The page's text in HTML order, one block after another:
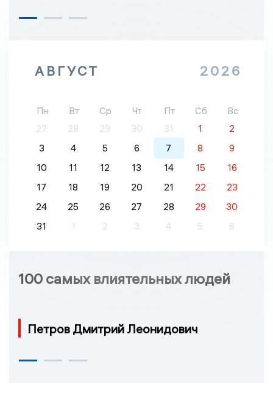
АВГУСТ 2026
Пн Вт Ср Чт Пт Сб
Вс
27
28 29 30 31 1
2
3
4 5 6 7 8
9
10
11 12 13 14 15
16
17
18 19 20 21 22
23
24
25 26 27 28 29
30
31
1 2 3 4 5 6
100 самых влиятельных людей
Петров Дмитрий Леонидович